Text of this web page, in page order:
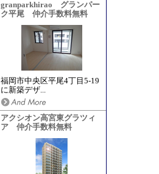
granparkhirao グランパー
ク平尾 仲介手数料無料
福岡市中央区平尾4丁目5-19
に新築デザ...
アクシオン高宮東グラツィ
ア 仲介手数料無料